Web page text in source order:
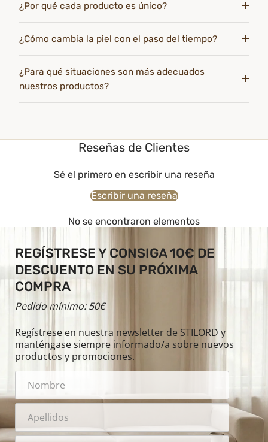
¿Por qué cada producto es único?
¿Cómo cambia la piel con el paso del tiempo?
¿Para qué situaciones son más adecuados
nuestros productos?
Reseñas de Clientes
Sé el primero en escribir una reseña
Escribir una reseña
No se encontraron elementos
REGÍSTRESE Y CONSIGA 10€ DE
DESCUENTO EN SU PRÓXIMA
COMPRA
Pedido mínimo: 50€
Regístrese en nuestra newsletter de STILORD y
manténgase siempre informado/a sobre nuevos
productos y promociones.